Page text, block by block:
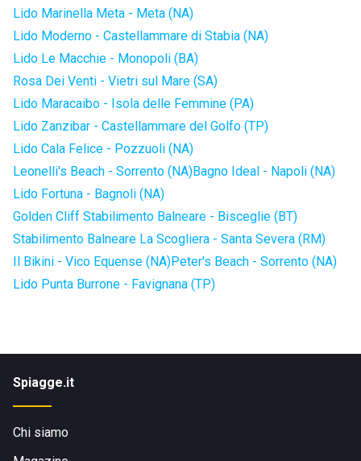
Lido Marinella Meta - Meta (NA)
Lido Moderno - Castellammare di Stabia (NA)
Lido Le Macchie - Monopoli (BA)
Rosa Dei Venti - Vietri sul Mare (SA)
Lido Maracaibo - Isola delle Femmine (PA)
Lido Zanzibar - Castellammare del Golfo (TP)
Lido Cala Felice - Pozzuoli (NA)
Leonelli's Beach - Sorrento (NA)Bagno Ideal - Napoli (NA)
Lido Fortuna - Bagnoli (NA)
Golden Cliff Stabilimento Balneare - Bisceglie (BT)
Stabilimento Balneare La Scogliera - Santa Severa (RM)
Il Bikini - Vico Equense (NA)Peter's Beach - Sorrento (NA)
Lido Punta Burrone - Favignana (TP)
Spiagge.it
Chi siamo